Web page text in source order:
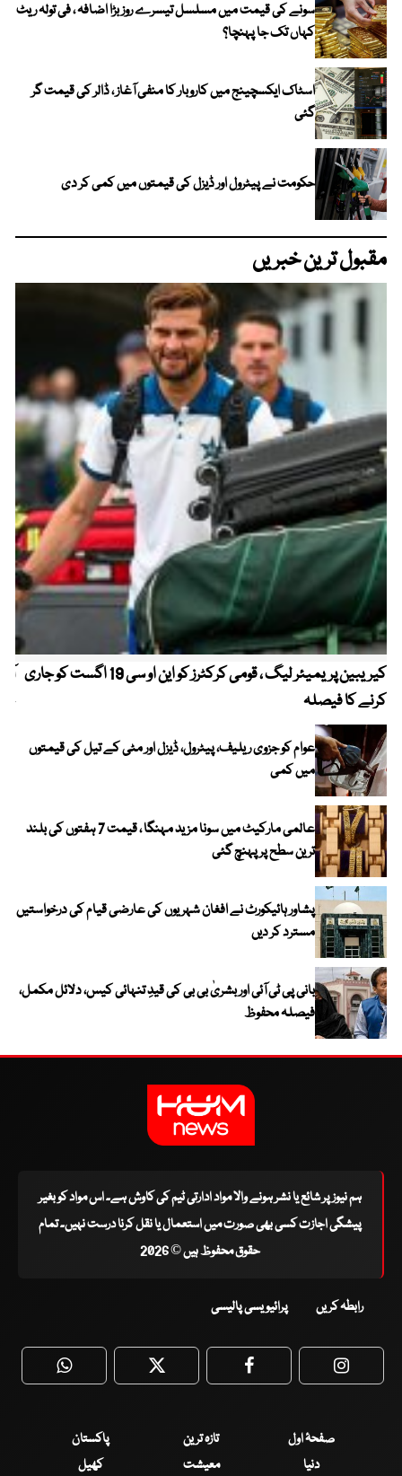
سونے کی قیمت میں مسلسل تیسرے روز بڑا اضافہ ، فی تولہ ریٹ
کہاں تک جا پہنچا؟
اسٹاک ایکسچینج میں کاروبار کا منفی آغاز ، ڈالر کی قیمت گر
گئی
حکومت نے پیٹرول اور ڈیزل کی قیمتوں میں کمی کر دی
مقبول ترین خبریں
کیریبین پریمیئر لیگ ، قومی کرکٹرز کو این او سی 19 اگست کو جاری
کرنے کا فیصلہ
عوام کو جزوی ریلیف، پیٹرول، ڈیزل اور مٹی کے تیل کی قیمتوں
میں کمی
عالمی مارکیٹ میں سونا مزید مہنگا ، قیمت 7 ہفتوں کی بلند
ترین سطح پر پہنچ گئی
پشاور ہائیکورٹ نے افغان شہریوں کی عارضی قیام کی درخواستیں
مسترد کر دیں
بانی پی ٹی آئی اور بشریٰ بی بی کی قیدِ تنہائی کیس، دلائل مکمل،
فیصلہ محفوظ
ہم نیوز پر شائع یا نشر ہونے والا مواد ادارتی ٹیم کی کاوش ہے۔ اس مواد کو بغیر
پیشگی اجازت کسی بھی صورت میں استعمال یا نقل کرنا درست نہیں۔ تمام
حقوق محفوظ ہیں © 2026
رابطہ کریں پرائیویسی پالیسی
WhatsApp Twitter Facebook
صفحۂ اول تازہ ترین
پاکستان
دنیا
معیشت کھیل